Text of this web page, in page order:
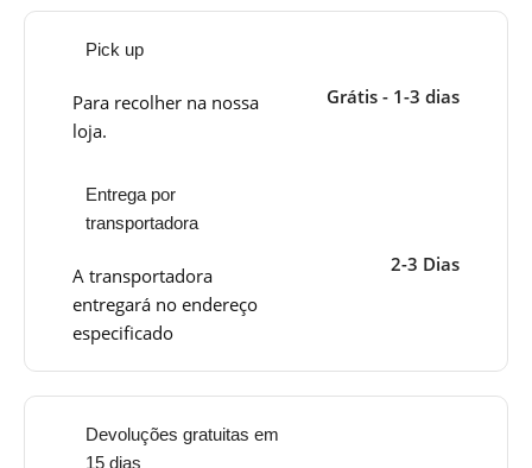
Pick up
Para recolher na nossa
loja.
Grátis - 1-3 dias
Entrega por
transportadora
A transportadora
entregará no endereço
especificado
2-3 Dias
Devoluções gratuitas em
15 dias